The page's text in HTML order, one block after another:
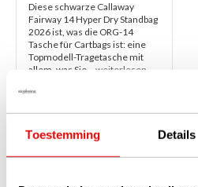
Toestemming Details
Diese schwarze Callaway
Fairway 14 Hyper Dry Standbag
2026 ist, was die ORG-14
Tasche für Cartbags ist: eine
Topmodell-Tragetasche mit
allem, was Sie... weiterlesen
€285,00
1